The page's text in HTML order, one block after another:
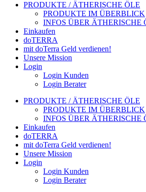
PRODUKTE / ÄTHERISCHE ÖLE
PRODUKTE IM ÜBERBLICK
INFOS ÜBER ÄTHERISCHE
Einkaufen
doTERRA
mit doTerra Geld verdienen!
Unsere Mission
Login
Login Kunden
Login Berater
PRODUKTE / ÄTHERISCHE ÖLE
PRODUKTE IM ÜBERBLICK
INFOS ÜBER ÄTHERISCHE
Einkaufen
doTERRA
mit doTerra Geld verdienen!
Unsere Mission
Login
Login Kunden
Login Berater